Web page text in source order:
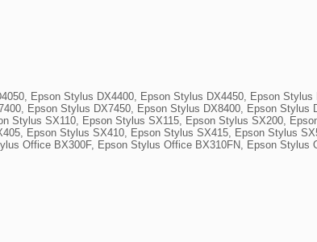
Epson Stylus DX4400, Epson Stylus DX4450, Epson Stylus
Epson Stylus DX7450, Epson Stylus DX8400, Epson Stylus
Stylus SX110, Epson Stylus SX115, Epson Stylus SX200,
Epson Stylus SX410, Epson Stylus SX415, Epson Stylus
Office BX300F, Epson Stylus Office BX310FN, Epson Stylus